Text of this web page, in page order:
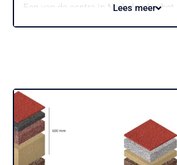
Een van de centra in Nederland is het
vanuit Dropshot en Padel.nl.
Lees meer